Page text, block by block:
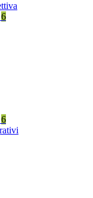
6
6